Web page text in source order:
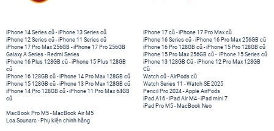
iPhone 14 Series cũ -iPhone 13 Series cũ
iPhone 12 Series cũ -iPhone 11 Series cũ
iPhone 17 Pro Max 256GB -iPhone 17 Pro 256GB
Galaxy A Series - Redmi Series
iPhone 17 cũ -iPhone 17 Pro Max cũ
iPhone 16 Series cũ - iPhone 16 Pro Max 256GB cũ
iPhone 16 Pro 128GB cũ -iPhone 15 Pro 128GB cũ
iPhone 15 Pro Max 256GB cũ - iPhone 15 Series cũ
iPhone 16 Plus 128GB cũ -iPhone 15 Plus 128GB
cũ
iPhone 16 128GB cũ -iPhone 14 Pro Max 128GB cũ
iPhone 15 128GB cũ -iPhone 13 Pro Max 128GB cũ
iPhone 14 Pro 128GB cũ -iPhone 11 Pro Max 64GB
cũ
iPhone 13 128GB Cũ -iPhone 12 Pro Max 128GB
Cũ
Watch cũ -AirPods cũ
Watch Series 11 -Watch SE 2025
Pencil Pro 2024 -Apple AirPods
iPad A16 -iPad Air M4 -iPad mini 7
iPad Pro M5 - MacBook Neo
MacBook Pro M5 - MacBook Air M5
Loa Sounarc - Phụ kiện chính hãng